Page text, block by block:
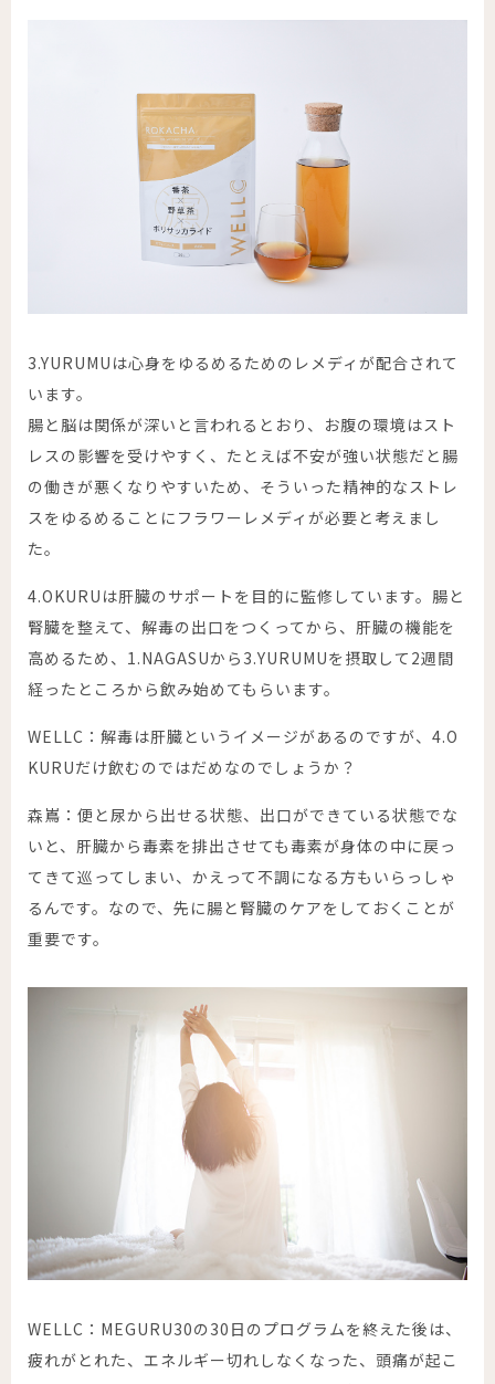
3.YURUMU は心身をゆるめるためのレメディが配合されて
います。
腸と脳は関係が深いと言われるとおり、お腹の環境はスト
レスの影響を受けやすく、たとえば不安が強い状態だと腸
の働きが悪くなりやすいため、そういった精神的なストレ
スをゆるめることにフラワーレメディが必要と考えまし
た。
4.OKURU は肝臓のサポートを目的に監修しています。腸と
腎臓を整えて、解毒の出口をつくってから、肝臓の機能を
高めるため、1.NAGASUから3.YURUMUを摂取して2週間
経ったところから飲み始めてもらいます。
WELLC：解毒は肝臓というイメージがあるのですが、4.O
KURUだけ飲むのではだめなのでしょうか？
森嶌：便と尿から出せる状態、出口ができている状態でな
いと、肝臓から毒素を排出させても毒素が身体の中に戻っ
てきて巡ってしまい、かえって不調になる方もいらっしゃ
るんです。なので、先に腸と腎臓のケアをしておくことが
重要です。
WELLC： MEGURU30の30日のプログラムを終えた後は、
疲れがとれた、エネルギー切れしなくなった、頭痛が起こ